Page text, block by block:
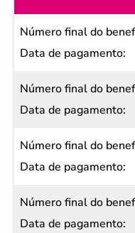
Número
final do
Data de
pagamento